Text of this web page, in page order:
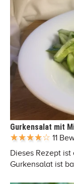
Gurkensalat mit
11
Dieses Rezept
Gurkensalat ist